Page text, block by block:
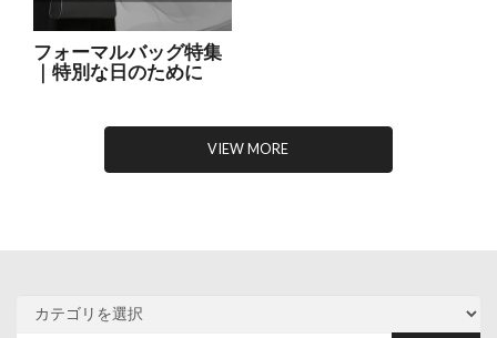
フォーマルバッグ特集
｜特別な日のために
VIEW MORE